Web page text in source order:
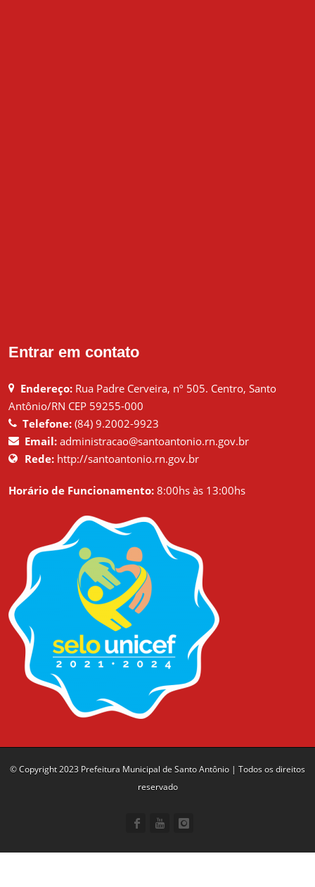
Entrar em contato
Endereço: Rua Padre Cerveira, nº 505. Centro, Santo
Antônio/RN CEP 59255-000
Telefone: (84) 9.2002-9923
Email: administracao@santoantonio.rn.gov.br
Rede: http://santoantonio.rn.gov.br
Horário de Funcionamento: 8:00hs às 13:00hs
© Copyright 2023 Prefeitura Municipal de Santo Antônio | Todos os direitos
reservado